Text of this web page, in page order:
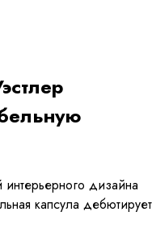
дизайна
капсула дебютирует